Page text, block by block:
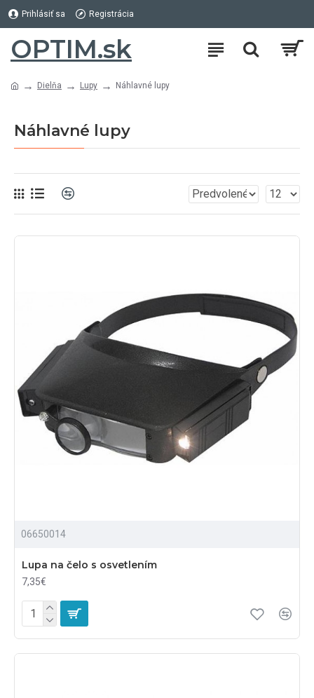
Prihlásiť sa Registrácia
OPTIM.sk
Dielňa Lupy Náhlavné lupy
Náhlavné lupy
06650014
Lupa na čelo s osvetlením
7,35€